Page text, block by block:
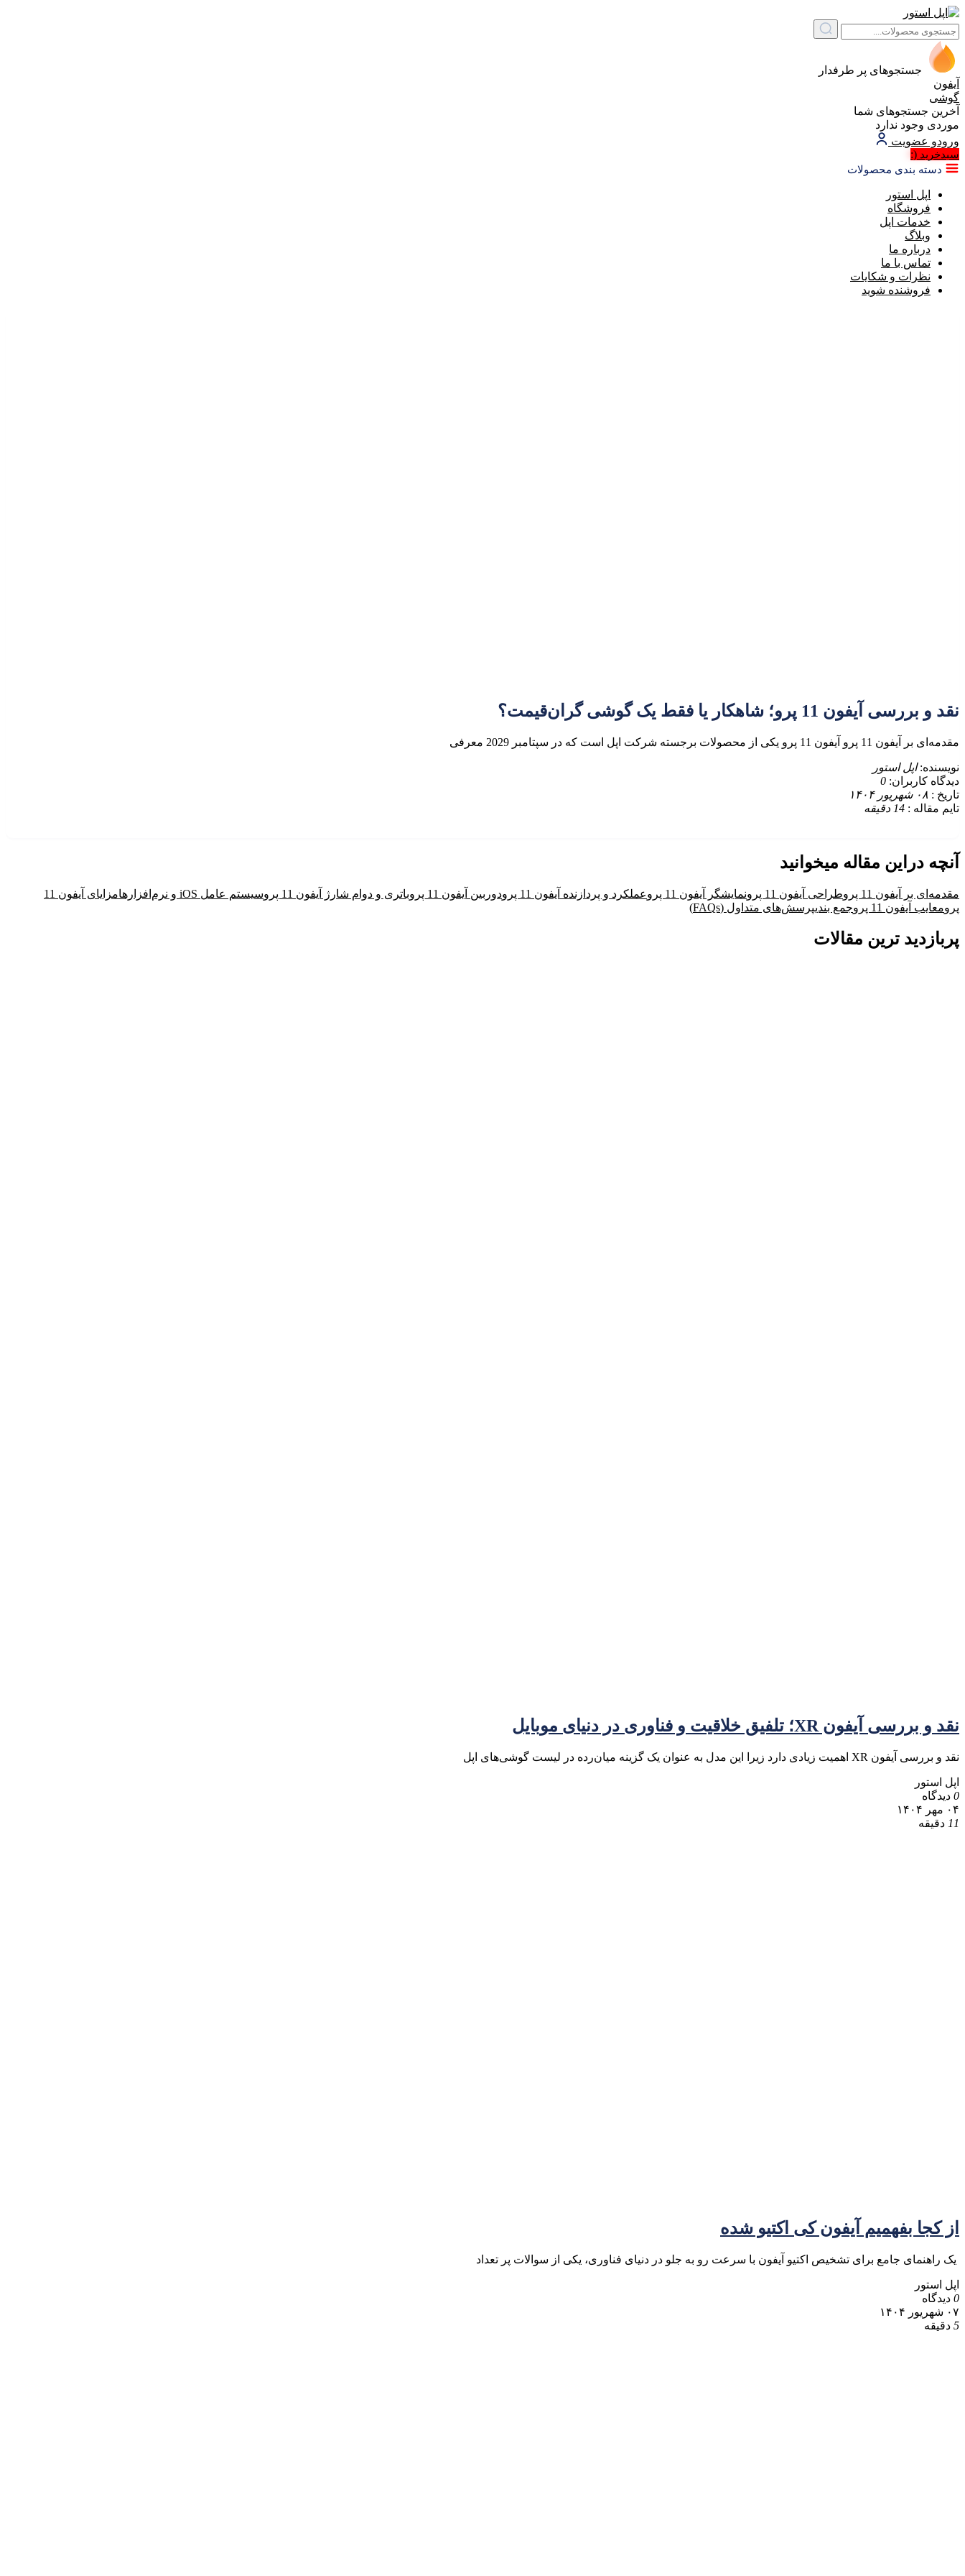
جستجوهای پر طرفدار
آیفون
گوشی
آخرین جستجوهای شما
موردی وجود ندارد
ورودو عضویت
سبد‌خرید (:
دسته بندی محصولات
اپل استور
فروشگاه
خدمات اپل
وبلاگ
درباره ما
تماس با ما
نظرات و شکایات
فروشنده شوید
نقد و بررسی آیفون 11 پرو؛ شاهکار یا فقط یک گوشی گران‌قیمت؟
مقدمه‌ای بر آیفون 11 پرو آیفون 11 پرو یکی از محصولات برجسته شرکت اپل است که در سپتامبر 2029 معرفی
نویسنده:اپل استور
دیدگاه کاربران: 0
تاریخ : ۰۸ شهریور ۱۴۰۴
تایم مقاله : 14 دقیقه
آنچه دراین مقاله میخوانید
مقدمه‌ای بر آیفون 11 پرو طراحی آیفون 11 پرو نمایشگر آیفون 11 پرو عملکرد و پردازنده آیفون 11 پرو دوربین آیفون 11 پرو باتری و دوام شارژ آیفون 11 پرو سیستم عامل iOS و نرم‌افزارها
مزایای آیفون 11
پرومعایب آیفون 11 پرو جمع بندیپرسش‌های متداول (FAQs)
پربازدید ترین مقالات
نقد و بررسی آیفون XR؛ تلفیق خلاقیت و فناوری در دنیای موبایل
نقد و بررسی آیفون XR اهمیت زیادی دارد زیرا این مدل به عنوان یک گزینه میان‌رده در لیست گوشی‌های اپل
اپل استور
0 دیدگاه
۰۴ مهر ۱۴۰۴
11 دقیقه
از کجا بفهمیم آیفون کی اکتیو شده
یک راهنمای جامع برای تشخیص اکتیو آیفون با سرعت رو به جلو در دنیای فناوری، یکی از سوالات پر تعداد
اپل استور
0 دیدگاه
۰۷ شهریور ۱۴۰۴
5 دقیقه